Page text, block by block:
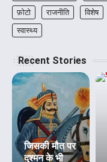
फ़ोटो
राजनीति विशेष
स्वास्थ्य
Recent Stories
जिसकी मौत पर
दुश्मन के भी